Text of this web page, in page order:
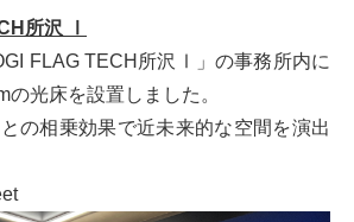
所沢 Ⅰ
FLAG TECH所沢Ⅰ」の事務所内に
光床を設置しました。
の相乗効果で近未来的な空間を演出